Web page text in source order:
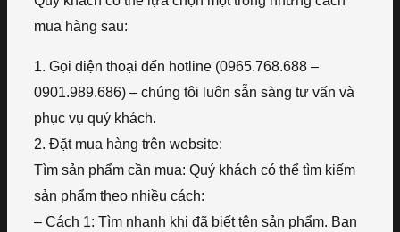
mua hàng sau:
1. Gọi điện thoại đến hotline (0965.768.688 –
0901.989.686) – chúng tôi luôn sẵn sàng tư vấn và
phục vụ quý khách.
2. Đặt mua hàng trên website:
Tìm sản phẩm cần mua: Quý khách có thể tìm kiếm
sản phẩm theo nhiều cách:
– Cách 1: Tìm nhanh khi đã biết tên sản phẩm. Bạn